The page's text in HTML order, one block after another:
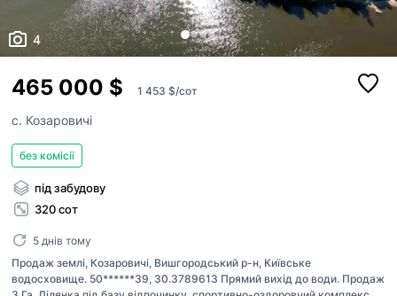
4
465 000 $ 1 453 $/сот
с. Козаровичі
без комісії
під забудову
320 сот
5 днів тому
Продаж землі, Козаровичі, Вишгородський р-н, Київське
водосховище. 50******39, 30.3789613 Прямий вихід до води. Продаж